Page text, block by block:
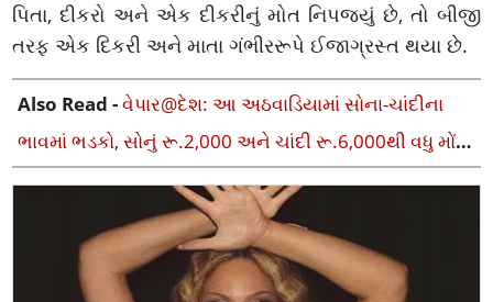
પિતા, દીકરો અને એક દીકરીનું મોત નિપજ્યું છે, તો બીજી
તરફ એક દિકરી અને માતા ગંભીરરૂપે ઈજાગ્રસ્ત થયા છે.
Also Read -વેપાર@દેશ: આ અઠવાડિયામાં સોના-ચાંદીના
ભાવમાં ભડકો, સોનું રૂ.2,000 અને ચાંદી રૂ.6,000થી વધુ મોંઘી
થઈ